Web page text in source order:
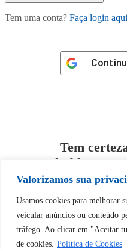
Valorizamos sua
Usamos cookies para melhorar
veicular anúncios ou conteúdo
tráfego. Ao clicar em "Aceitar
de cookies. Política de Cookies
Tem uma conta? Faça login aqui
Tem
desbloquear
Sim